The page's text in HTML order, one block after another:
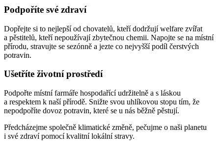
Podpoříte své zdraví
Dopřejte si to nejlepší od chovatelů, kteří dodržují welfare zvířat
a pěstitelů, kteří nepoužívají zbytečnou chemii. Napojte se na místní
přírodu, stravujte se sezónně a jezte co nejvyšší podíl čerstvých
potravin.
Ušetříte životní prostředí
Podpořte místní farmáře hospodařící udržitelně a s láskou
a respektem k naší přírodě. Snižte svou uhlíkovou stopu tím, že
nepodpoříte dovoz potravin, které se u nás běžně pěstují.
Předcházejme společně klimatické změně, pečujme o naši planetu
i své zdraví pomocí kvalitní lokální stravy.